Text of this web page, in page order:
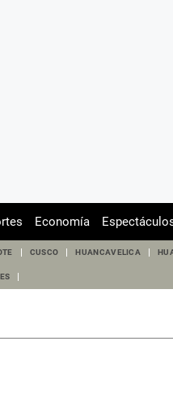
Economía
CUSCO HUANCAVELICA